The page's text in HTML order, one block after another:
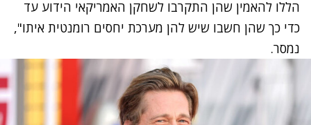
הללו להאמין שהן התקרבו לשחקן האמריקאי הידוע עד
כדי כך שהן חשבו שיש להן מערכת יחסים רומנטית איתו",
נמסר.